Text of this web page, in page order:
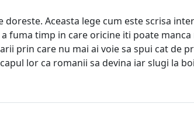
Aceasta lege cum este scrisa
timp in care oricine iti poate manca
prin care nu mai ai voie sa spui cat de
lor ca romanii sa devina iar slugi la